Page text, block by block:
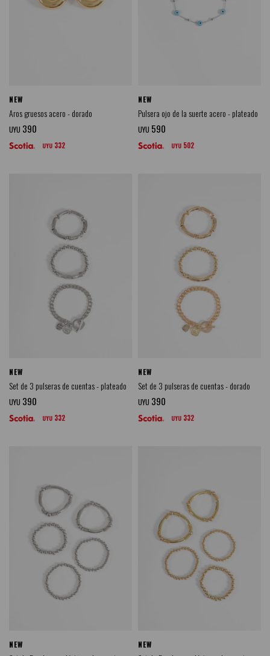
NEW
Aros gruesos acero - dorado
UYU 390
UYU 332
NEW
Pulsera ojo de la suerte acero - plateado
UYU 590
UYU 502
NEW
Set de 3 pulseras de cuentas - plateado
UYU 390
UYU 332
NEW
Set de 3 pulseras de cuentas - dorado
UYU 390
UYU 332
NEW NEW